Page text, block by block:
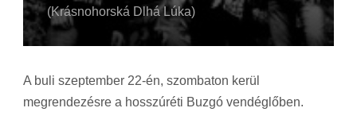
(Krásnohorská Dlhá Lúka)
A buli szeptember 22-én, szombaton kerül
megrendezésre a hosszúréti Buzgó vendéglőben.